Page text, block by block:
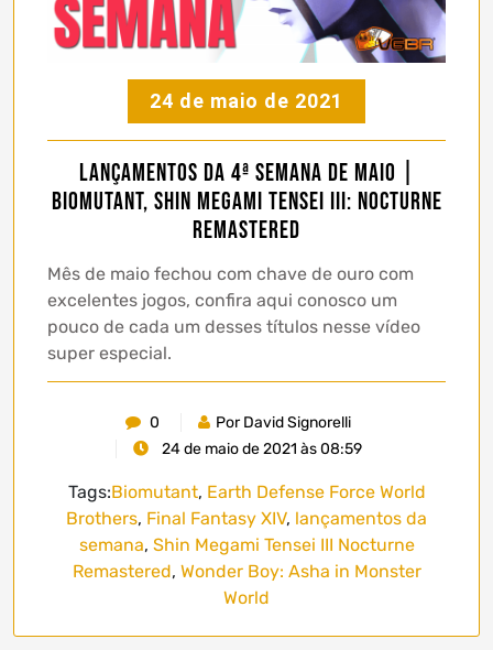
24 de maio de 2021
Lançamentos da 4ª Semana de Maio |
Biomutant, Shin Megami Tensei III: Nocturne
Remastered
Mês de maio fechou com chave de ouro com
excelentes jogos, confira aqui conosco um
pouco de cada um desses títulos nesse vídeo
super especial.
0
Por David Signorelli
24 de maio de 2021 às 08:59
Tags:Biomutant, Earth Defense Force World
Brothers, Final Fantasy XIV, lançamentos da
semana, Shin Megami Tensei III Nocturne
Remastered, Wonder Boy: Asha in Monster
World